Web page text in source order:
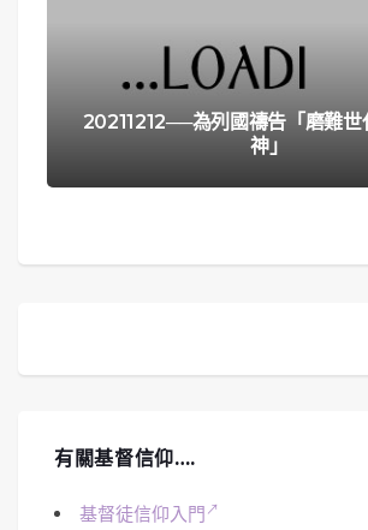
20211212──為列國禱告「磨難世
神」
有關基督信仰….
基督徒信仰入門